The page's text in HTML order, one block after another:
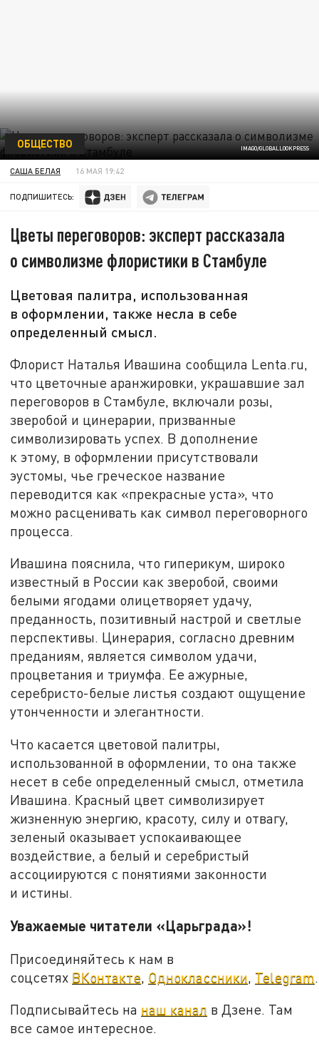
IMAGO/GLOBALLOOKPRESS
ОБЩЕСТВО
САША БЕЛАЯ 16 МАЯ 19:42
ПОДПИШИТЕСЬ:
Цветы переговоров: эксперт рассказала
о символизме флористики в Стамбуле
Цветовая палитра, использованная
в оформлении, также несла в себе
определенный смысл.
Флорист Наталья Ивашина сообщила Lenta.ru,
что цветочные аранжировки, украшавшие зал
переговоров в Стамбуле, включали розы,
зверобой и цинерарии, призванные
символизировать успех. В дополнение
к этому, в оформлении присутствовали
эустомы, чье греческое название
переводится как «прекрасные уста», что
можно расценивать как символ переговорного
процесса.
Ивашина пояснила, что гиперикум, широко
известный в России как зверобой, своими
белыми ягодами олицетворяет удачу,
преданность, позитивный настрой и светлые
перспективы. Цинерария, согласно древним
преданиям, является символом удачи,
процветания и триумфа. Ее ажурные,
серебристо-белые листья создают ощущение
утонченности и элегантности.
Что касается цветовой палитры,
использованной в оформлении, то она также
несет в себе определенный смысл, отметила
Ивашина. Красный цвет символизирует
жизненную энергию, красоту, силу и отвагу,
зеленый оказывает успокаивающее
воздействие, а белый и серебристый
ассоциируются с понятиями законности
и истины.
Уважаемые читатели «Царьграда»!
Присоединяйтесь к нам в
соцсетях ВКонтакте Одноклассники Telegram
Подписывайтесь на наш канал в Дзене. Там
все самое интересное.